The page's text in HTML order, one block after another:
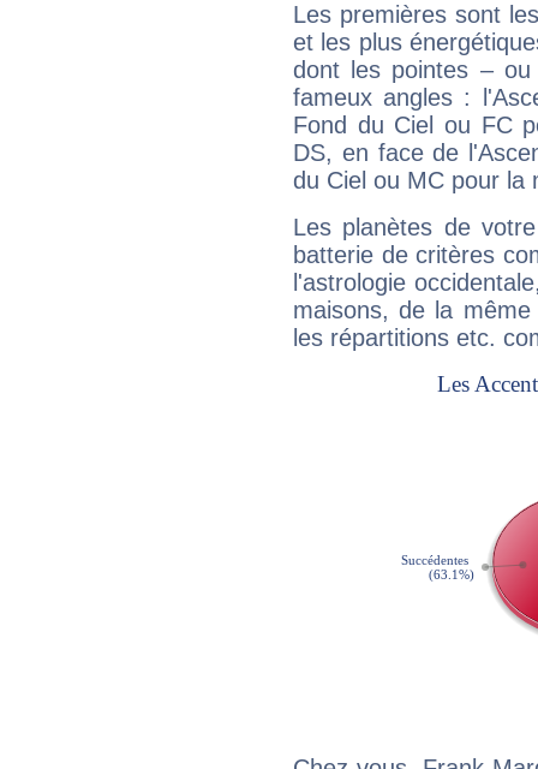
Les premières sont
et les plus
dont les pointes –
fameux angles :
Fond du Ciel ou FC
DS, en face de
du Ciel ou MC pour la
Les planètes de
batterie de critères
l'astrologie
maisons, de la
les répartitions etc.